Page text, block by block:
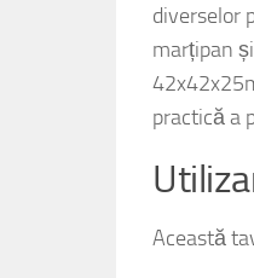
marțipan
practică a